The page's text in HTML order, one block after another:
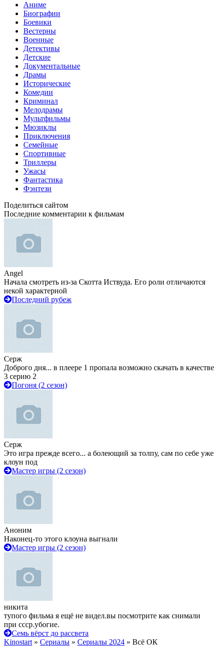
Аниме
Биографии
Боевики
Вестерны
Военные
Детективы
Детские
Документальные
Драмы
Исторические
Комедии
Криминал
Мелодрамы
Мультфильмы
Мюзиклы
Приключения
Семейные
Спортивные
Триллеры
Ужасы
Фантастика
Фэнтези
Поделиться сайтом
Последние комментарии к фильмам
Angel
Начала смотреть из-за Скотта Иствуда. Его роли отличаются
некой характерной
Последний рубеж
Серж
Доброго дня... в плеере 1 пропала возможно скачать в качестве
3 серию 2
Погоня (2 сезон)
Серж
Это игра прежде всего... а болеющий за толпу, сам по себе уже
клоун под
Мастер игры (2 сезон)
Аноним
Наконец-то этого клоуна выгнали
Мастер игры (2 сезон)
никита
тупого фильма я ещё не видел.вы посмотрите как снимали
при ссср.убогие.
Семь вёрст до рассвета
Kinostart » Сериалы » Сериалы 2024 » Всё ОК